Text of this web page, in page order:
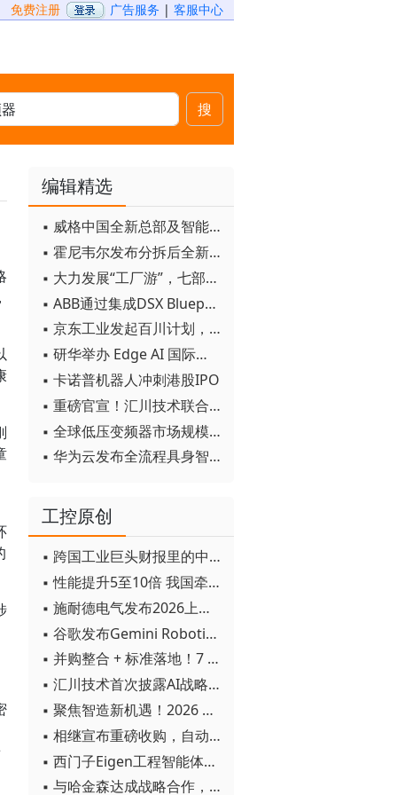
免费注册 广告服务 | 客服中心
搜
编辑精选
▪ 威格中国全新总部及智能工厂启用
▪ 霍尼韦尔发布分拆后全新品牌：霍尼韦尔科技与霍尼韦尔航空航天
▪ 大力发展“工厂游”，七部门联合发文！
▪ ABB通过集成DSX Blueprint AI基础设施，扩大与英伟达的合作
▪ 京东工业发起百川计划， 构建工业大模型新生态
▪ 研华举办 Edge AI 国际论坛
▪ 卡诺普机器人冲刺港股IPO
▪ 重磅官宣！汇川技术联合发起 D12 联盟，开创产教融合新范式
▪ 全球低压变频器市场规模2030年将超170亿美元
▪ 华为云发布全流程具身智能开发平台CloudRobo
工控原创
▪ 跨国工业巨头财报里的中国成绩单
▪ 性能提升5至10倍 我国牵头制定的WiTSnet工业以太网国际标准正式发布
▪ 施耐德电气发布2026上半年可持续发展成绩单 "Impact 2030"路线图开局稳健
▪ 谷歌发布Gemini Robotics 2模型 实现人形机器人全身智能控制突破
▪ 并购整合 + 标准落地！7 月工业自动化产业动态速递
▪ 汇川技术首次披露AI战略进展：从两个方面推动“AI业务化”落地
▪ 聚焦智造新机遇！2026 青岛数字化及智能制造技术论坛圆满落幕
▪ 相继宣布重磅收购，自动化巨头新一轮并购潮剑指何方？
▪ 西门子Eigen工程智能体落地中国，工业AI跨越物理世界“确定性”拐点
▪ 与哈金森达成战略合作，乐聚机器人何以持续获得工业巨头青睐？